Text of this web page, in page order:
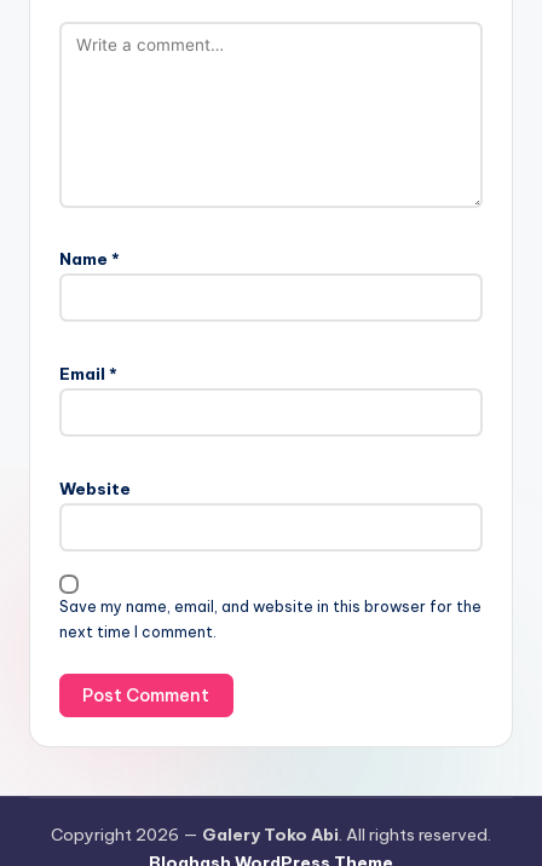
Name *
Email *
Website
Save my name, email, and website in this browser for the
next time I comment.
Copyright 2026 — Galery Toko Abi. All rights reserved.